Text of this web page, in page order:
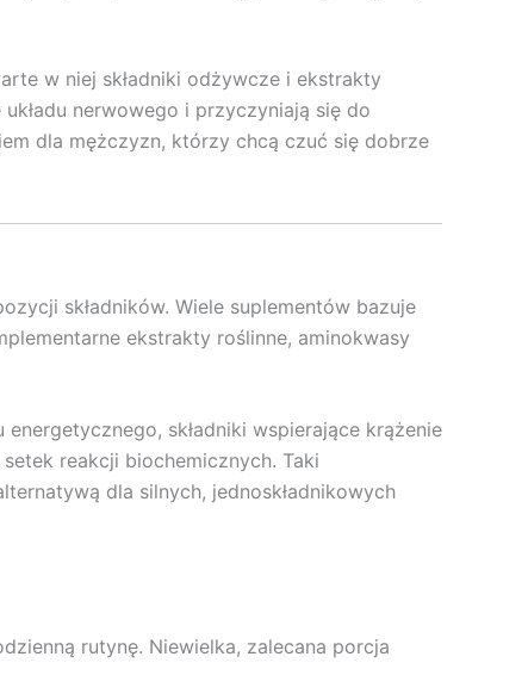
w niej składniki odżywcze i ekstrakty
nerwowego i przyczyniają się do
dla mężczyzn, którzy chcą czuć się dobrze
składników. Wiele suplementów bazuje
ekstrakty roślinne, aminokwasy
składniki wspierające krążenie
reakcji biochemicznych. Taki
dla silnych, jednoskładnikowych
rutynę. Niewielka, zalecana porcja